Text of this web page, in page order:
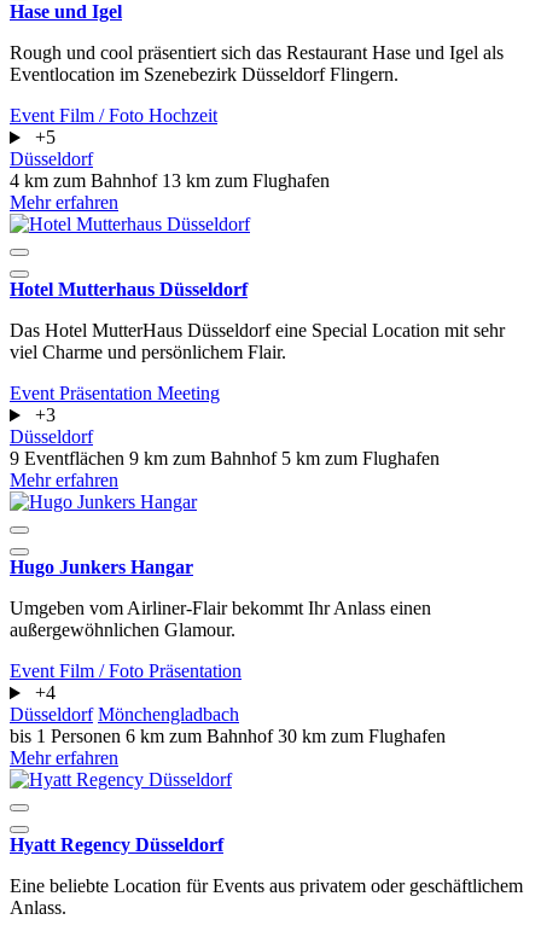
Hase und Igel
Rough und cool präsentiert sich das Restaurant Hase und Igel als
Eventlocation im Szenebezirk Düsseldorf Flingern.
Event Film / Foto Hochzeit
+5
Düsseldorf
4 km zum Bahnhof 13 km zum Flughafen
Mehr erfahren
Hotel Mutterhaus Düsseldorf
Das Hotel MutterHaus Düsseldorf eine Special Location mit sehr
viel Charme und persönlichem Flair.
Event Präsentation Meeting
+3
Düsseldorf
9 Eventflächen 9 km zum Bahnhof 5 km zum Flughafen
Mehr erfahren
Hugo Junkers Hangar
Umgeben vom Airliner-Flair bekommt Ihr Anlass einen
außergewöhnlichen Glamour.
Event Film / Foto Präsentation
+4
Düsseldorf Mönchengladbach
bis 1 Personen 6 km zum Bahnhof30 km zum Flughafen
Mehr erfahren
Hyatt Regency Düsseldorf
Eine beliebte Location für Events aus privatem oder geschäftlichem
Anlass.